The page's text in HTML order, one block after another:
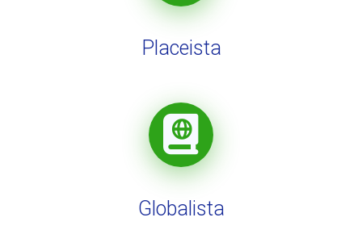
Placeista
Globalista